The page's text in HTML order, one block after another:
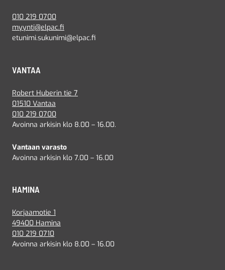
010 219 0700
myynti@elpac.fi
etunimi.sukunimi@elpac.fi
VANTAA
Robert Huberin tie 7
01510 Vantaa
010 219 0700
Avoinna arkisin klo 8.00 – 16.00.
Vantaan varasto
Avoinna arkisin klo 7.00 – 16.00
HAMINA
Korjaamotie 1
49400 Hamina
010 219 0710
Avoinna arkisin klo 8.00 – 16.00